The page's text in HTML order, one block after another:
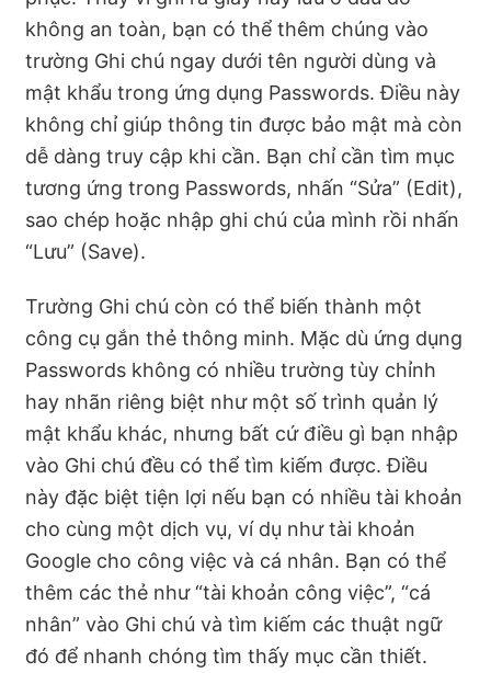
không an toàn, bạn có thể thêm chúng vào
trường Ghi chú ngay dưới tên người dùng và
mật khẩu trong ứng dụng Passwords. Điều này
không chỉ giúp thông tin được bảo mật mà còn
dễ dàng truy cập khi cần. Bạn chỉ cần tìm mục
tương ứng trong Passwords, nhấn “Sửa” (Edit),
sao chép hoặc nhập ghi chú của mình rồi nhấn
“Lưu” (Save).
Trường Ghi chú còn có thể biến thành một
công cụ gắn thẻ thông minh. Mặc dù ứng dụng
Passwords không có nhiều trường tùy chỉnh
hay nhãn riêng biệt như một số trình quản lý
mật khẩu khác, nhưng bất cứ điều gì bạn nhập
vào Ghi chú đều có thể tìm kiếm được. Điều
này đặc biệt tiện lợi nếu bạn có nhiều tài khoản
cho cùng một dịch vụ, ví dụ như tài khoản
Google cho công việc và cá nhân. Bạn có thể
thêm các thẻ như “tài khoản công việc”, “cá
nhân” vào Ghi chú và tìm kiếm các thuật ngữ
đó để nhanh chóng tìm thấy mục cần thiết.